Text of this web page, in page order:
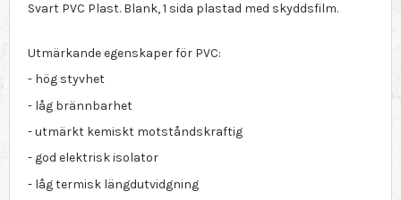
Svart PVC Plast. Blank, 1 sida plastad med skyddsfilm.
Utmärkande egenskaper för PVC:
- hög styvhet
- låg brännbarhet
- utmärkt kemiskt motståndskraftig
- god elektrisk isolator
- låg termisk längdutvidgning